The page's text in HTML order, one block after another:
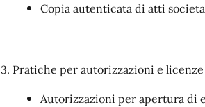
Copia autenticata di atti
3. Pratiche per autorizzazioni e licenze
Autorizzazioni per apertura di